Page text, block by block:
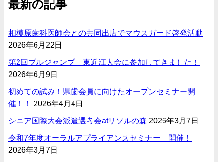
最新の記事
相模原歯科医師会との共同出店でマウスガード啓発活動
2026年6月22日
第2回ブルジャンプ 東近江大会に参加してきました！
2026年6月9日
初めての試み！県歯会員に向けたオープンセミナー開
催！！
2026年4月4日
シニア国際大会派遣選考会atリソルの森 2026年3月7日
令和7年度オーラルアプライアンスセミナー 開催！
2026年3月7日